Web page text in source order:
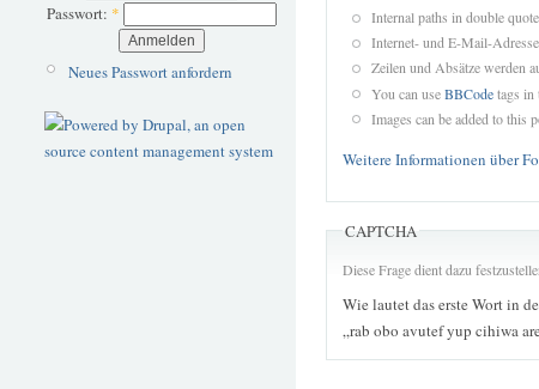
Passwort: *
Neues Passwort anfordern
Internal paths in double
Internet- und E-Mail-
Zeilen und Absätze werden
You can useBBCodetags in
Images can be added to this
Weitere Informationen über
CAPTCHA
Diese Frage dient dazu
Wie lautet das erste Wort in
„rab obo avutef yup cihiwa